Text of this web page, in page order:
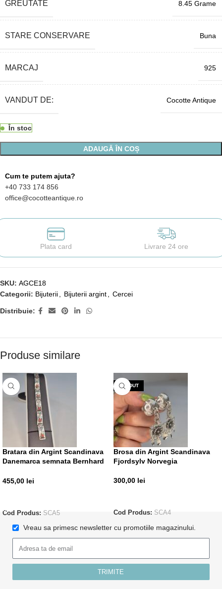
GREUTATE 8.45 Grame
STARE CONSERVARE Buna
MARCAJ 925
VANDUT DE: Cocotte Antique
În stoc
ADAUGĂ ÎN COȘ
Cum te putem ajuta?
+40 733 174 856
office@cocotteantique.ro
Plata card Livrare 24 ore
SKU: AGCE18
Categorii: Bijuterii Bijuterii argint Cercei
Distribuie:
Produse similare
Bratara din Argint Scandinava
Danemarca semnata Bernhard
455,00 lei
Cod Produs: SCA5
VÂNDUT
Brosa din Argint Scandinava
Fjordsylv Norvegia
300,00 lei
Cod Produs: SCA4
Vreau sa primesc newsletter cu promotiile magazinului.
TRIMITE